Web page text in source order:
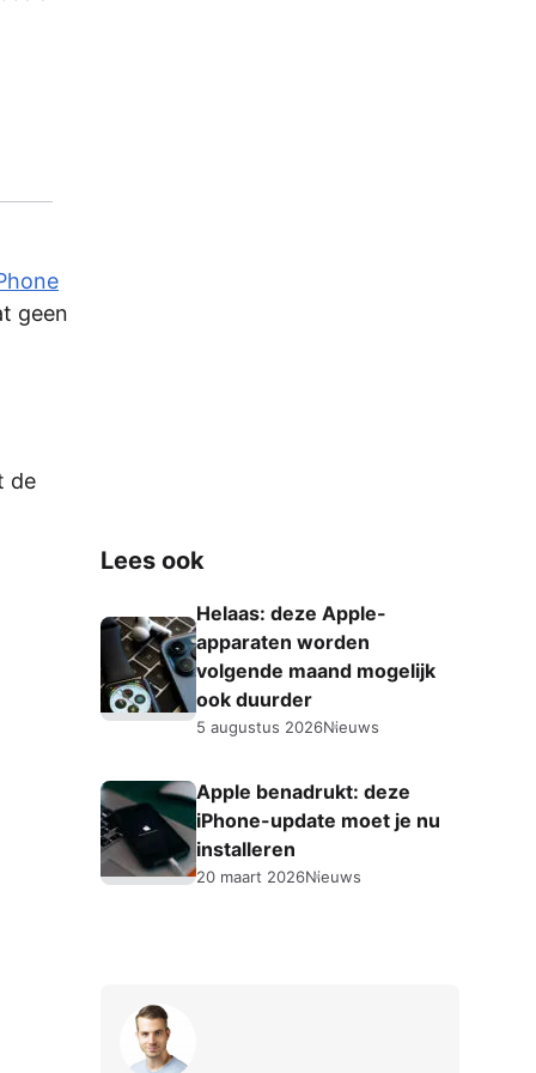
geen
de
Lees ook
Helaas: deze Apple-
apparaten worden
volgende maand mogelijk
ook duurder
5 augustus 2026Nieuws
Apple benadrukt: deze
iPhone-update moet je nu
installeren
20 maart 2026Nieuws